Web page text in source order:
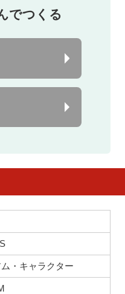
でつくる
・キャラクター